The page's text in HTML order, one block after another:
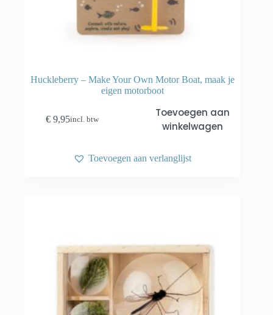
Huckleberry – Make Your Own Motor Boat, maak je
eigen motorboot
€ 9,95incl. btw
Toevoegen aan
winkelwagen
Toevoegen aan verlanglijst